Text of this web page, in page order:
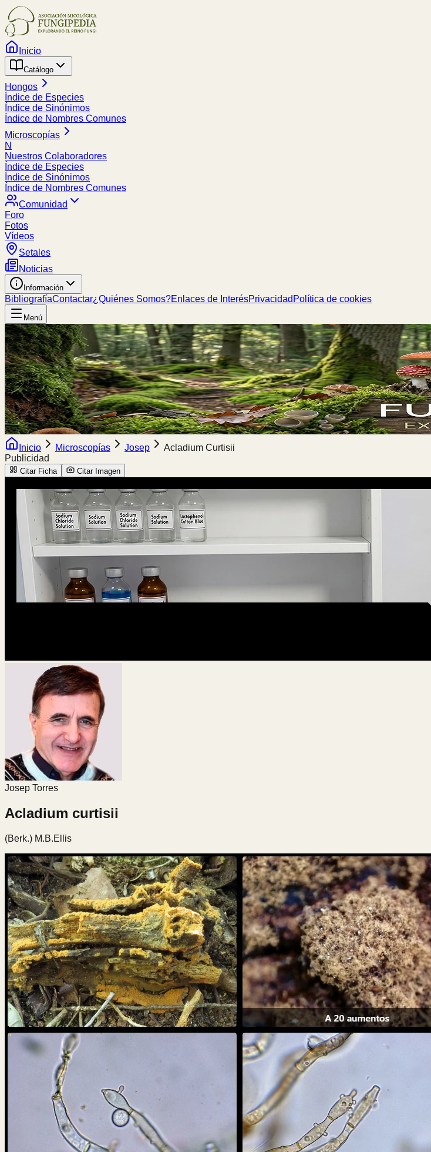
Inicio
Catálogo
Hongos
Índice de Especies
Índice de Sinónimos
Índice de Nombres Comunes
Microscopías
N
Nuestros Colaboradores
Índice de Especies
Índice de Sinónimos
Índice de Nombres Comunes
Comunidad
Foro
Fotos
Vídeos
Setales
Noticias
Información
BibliografíaContactar¿Quiénes Somos?Enlaces de InterésPrivacidad Política de cookies
Menú
Inicio Microscopías Josep
Acladium Curtisii
Publicidad
Citar Ficha Citar Imagen
Josep Torres
Acladium curtisii
(Berk.) M.B.Ellis